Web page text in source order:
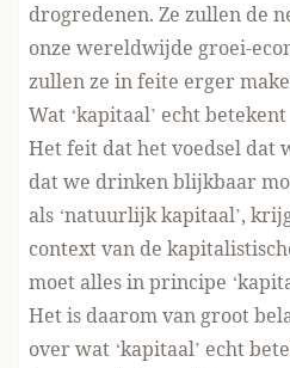
drogredenen. Ze zullen de
onze wereldwijde groei-
zullen ze in feite erger
Wat ‘kapitaal’ echt betekent
Het feit dat het voedsel dat
dat we drinken blijkbaar
als ‘natuurlijk kapitaal’,
context van de
moet alles in principe
Het is daarom van groot
over wat ‘kapitaal’ echt